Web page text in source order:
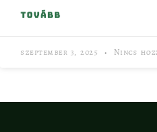
TOVÁBB
szeptember 3, 2025 Nincs